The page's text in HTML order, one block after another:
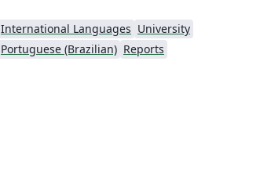
International Languages University
Portuguese (Brazilian) Reports